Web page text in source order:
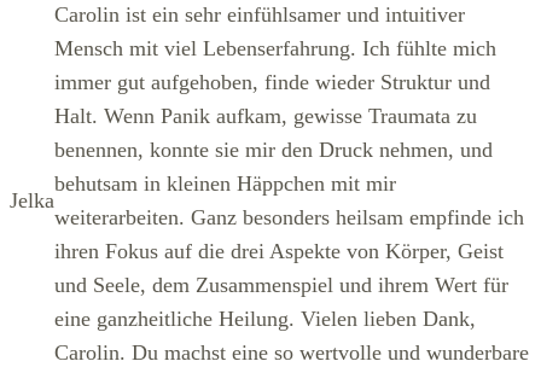
Jelka
Carolin ist ein sehr einfühlsamer und intuitiver
Mensch mit viel Lebenserfahrung. Ich fühlte mich
immer gut aufgehoben, finde wieder Struktur und
Halt. Wenn Panik aufkam, gewisse Traumata zu
benennen, konnte sie mir den Druck nehmen, und
behutsam in kleinen Häppchen mit mir
weiterarbeiten. Ganz besonders heilsam empfinde ich
ihren Fokus auf die drei Aspekte von Körper, Geist
und Seele, dem Zusammenspiel und ihrem Wert für
eine ganzheitliche Heilung. Vielen lieben Dank,
Carolin. Du machst eine so wertvolle und wunderbare